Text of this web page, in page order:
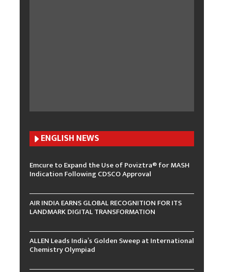
ENGLISH NEWS
Emcure to Expand the Use of Poviztra® for MASH
Indication Following CDSCO Approval
AIR INDIA EARNS GLOBAL RECOGNITION FOR ITS
LANDMARK DIGITAL TRANSFORMATION
ALLEN Leads India’s Golden Sweep at International
Chemistry Olympiad